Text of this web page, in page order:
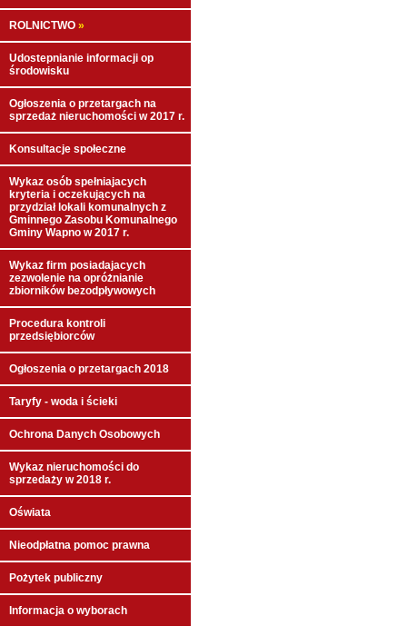
ROLNICTWO »
Udostepnianie informacji op
środowisku
Ogłoszenia o przetargach na
sprzedaż nieruchomości w 2017 r.
Konsultacje społeczne
Wykaz osób spełniajacych
kryteria i oczekujących na
przydział lokali komunalnych z
Gminnego Zasobu Komunalnego
Gminy Wapno w 2017 r.
Wykaz firm posiadajacych
zezwolenie na opróżnianie
zbiorników bezodpływowych
Procedura kontroli
przedsiębiorców
Ogłoszenia o przetargach 2018
Taryfy - woda i ścieki
Ochrona Danych Osobowych
Wykaz nieruchomości do
sprzedaży w 2018 r.
Oświata
Nieodpłatna pomoc prawna
Pożytek publiczny
Informacja o wyborach